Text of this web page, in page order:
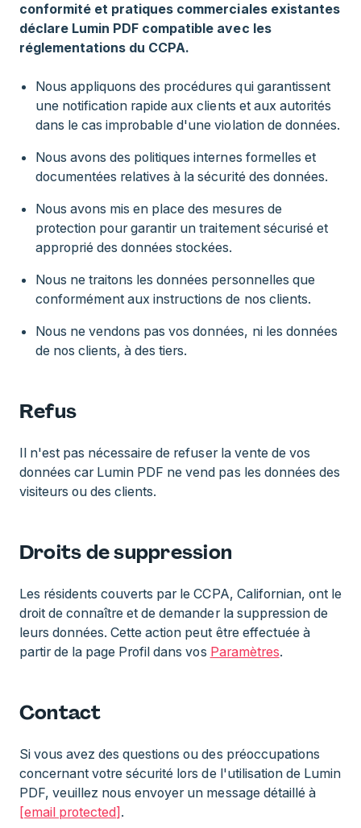
conformité et pratiques commerciales existantes
déclare Lumin PDF compatible avec les
réglementations du CCPA.
Nous appliquons des procédures qui garantissent
une notification rapide aux clients et aux autorités
dans le cas improbable d'une violation de données.
Nous avons des politiques internes formelles et
documentées relatives à la sécurité des données.
Nous avons mis en place des mesures de
protection pour garantir un traitement sécurisé et
approprié des données stockées.
Nous ne traitons les données personnelles que
conformément aux instructions de nos clients.
Nous ne vendons pas vos données, ni les données
de nos clients, à des tiers.
Refus
Il n'est pas nécessaire de refuser la vente de vos
données car Lumin PDF ne vend pas les données des
visiteurs ou des clients.
Droits de suppression
Les résidents couverts par le CCPA, Californian, ont le
droit de connaître et de demander la suppression de
leurs données. Cette action peut être effectuée à
partir de la page Profil dans vos Paramètres.
Contact
Si vous avez des questions ou des préoccupations
concernant votre sécurité lors de l'utilisation de Lumin
PDF, veuillez nous envoyer un message détaillé à
[email protected] .